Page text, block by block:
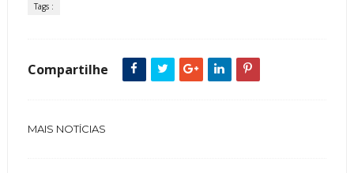
Tags :
Compartilhe
MAIS NOTÍCIAS